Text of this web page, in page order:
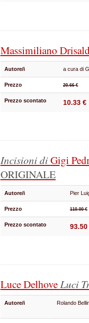
Massimiliano
Autore/i a cura di
Prezzo 20.66 €
Prezzo scontato 10.33 €
Incisioni diGigi
ORIGINALE
Autore/i Pier
Prezzo 110.00 €
Prezzo scontato 93.50
Luce DelhoveLuci
Autore/i Rolando